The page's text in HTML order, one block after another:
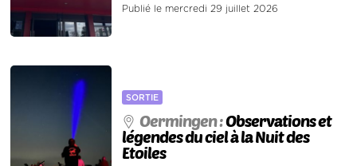
Publié le mercredi 29 juillet 2026
SORTIE
Oermingen :Observations et
légendes du ciel à la Nuit des
Etoiles